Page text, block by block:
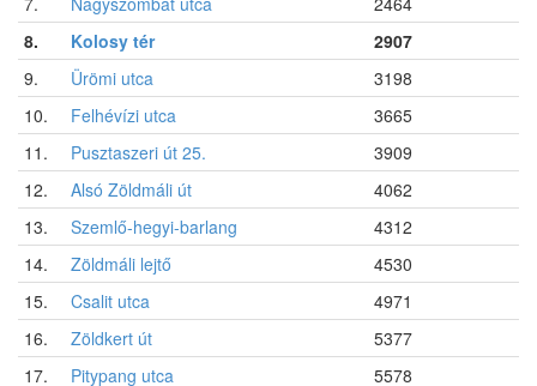
8.
Kolosy tér
2907
9.
Ürömi utca
3198
10.
Felhévízi utca
3665
11.
Pusztaszeri út 25.
3909
12.
Alsó Zöldmáli út
4062
13.
Szemlő-hegyi-barlang
4312
14.
Zöldmáli lejtő
4530
15.
Csalit utca
4971
16.
Zöldkert út
5377
17.
Pitypang utca 5578